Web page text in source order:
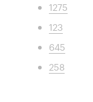
1275
123
645
258